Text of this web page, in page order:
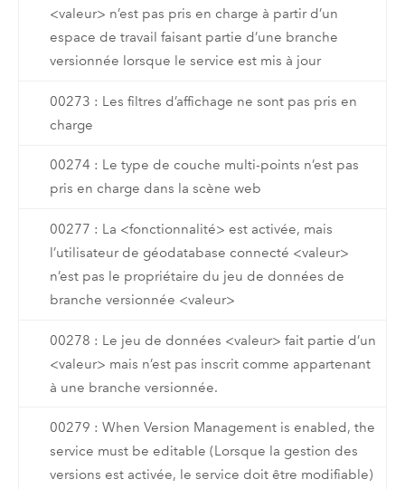
<valeur> n’est pas pris en charge à partir d’un
espace de travail faisant partie d’une branche
versionnée lorsque le service est mis à jour
00273 : Les filtres d’affichage ne sont pas pris en
charge
00274 : Le type de couche multi-points n’est pas
pris en charge dans la scène web
00277 : La <fonctionnalité> est activée, mais
l’utilisateur de géodatabase connecté <valeur>
n’est pas le propriétaire du jeu de données de
branche versionnée <valeur>
00278 : Le jeu de données <valeur> fait partie d’un
<valeur> mais n’est pas inscrit comme appartenant
à une branche versionnée.
00279 : When Version Management is enabled, the
service must be editable (Lorsque la gestion des
versions est activée, le service doit être modifiable)